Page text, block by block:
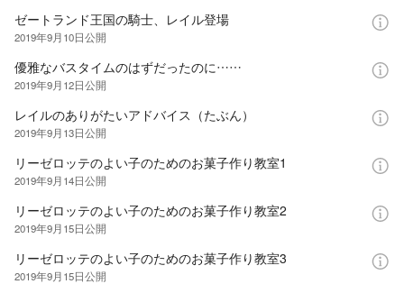
ゼートランド王国の騎士、レイル登場
2019年9月10日公開
優雅なバスタイムのはずだったのに……
2019年9月12日公開
レイルのありがたいアドバイス（たぶん）
2019年9月13日公開
リーゼロッテのよい子のためのお菓子作り教室1
2019年9月14日公開
リーゼロッテのよい子のためのお菓子作り教室2
2019年9月15日公開
リーゼロッテのよい子のためのお菓子作り教室3
2019年9月15日公開